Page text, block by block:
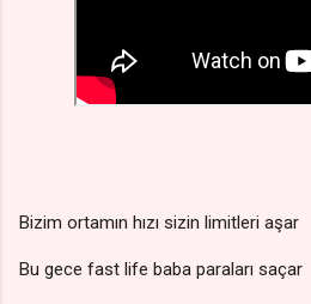
Bizim ortamın hızı sizin limitleri aşar
Bu gece fast life baba paraları saçar